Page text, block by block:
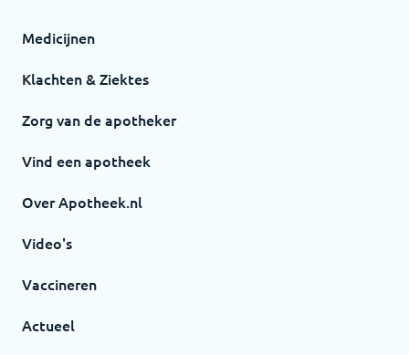
Medicijnen
Klachten & Ziektes
Zorg van de apotheker
Vind een apotheek
Over Apotheek.nl
Video's
Vaccineren
Actueel